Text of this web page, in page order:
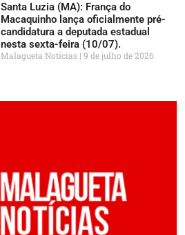
Santa Luzia (MA): França do
Macaquinho lança oficialmente pré-
candidatura a deputada estadual
nesta sexta-feira (10/07).
Malagueta Notícias 9 de julho de 2026